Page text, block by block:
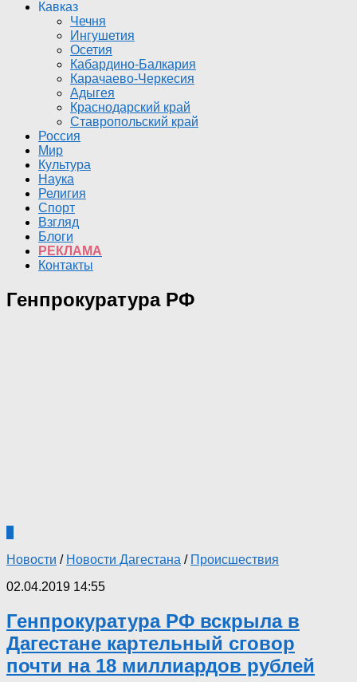
Кавказ
Чечня
Ингушетия
Осетия
Кабардино-Балкария
Карачаево-Черкесия
Адыгея
Краснодарский край
Ставропольский край
Россия
Мир
Культура
Наука
Религия
Спорт
Взгляд
Блоги
РЕКЛАМА
Контакты
Генпрокуратура РФ
Новости / Новости Дагестана / Происшествия
02.04.2019 14:55
Генпрокуратура РФ вскрыла в
Дагестане картельный сговор
почти на 18 миллиардов рублей